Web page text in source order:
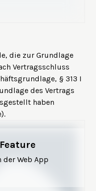
die zur Grundlage
Vertragsschluss
§ 313 I
des Vertrags
haben
der Web App